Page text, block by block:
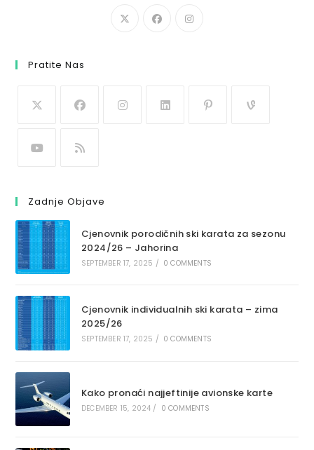
Pratite Nas
Zadnje Objave
Cjenovnik porodičnih ski karata za sezonu
2024/26 – Jahorina
SEPTEMBER 17, 2025 / 0 COMMENTS
Cjenovnik individualnih ski karata – zima
2025/26
SEPTEMBER 17, 2025 / 0 COMMENTS
Kako pronaći najjeftinije avionske karte
DECEMBER 15, 2024 / 0 COMMENTS